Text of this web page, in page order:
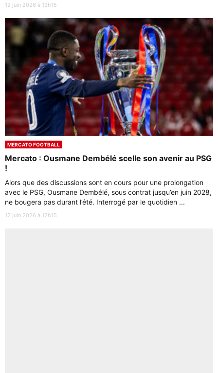
12 juin 2026 à 13h15
MERCATO FOOTBALL
Mercato : Ousmane Dembélé scelle son avenir au PSG
!
Alors que des discussions sont en cours pour une prolongation
avec le PSG, Ousmane Dembélé, sous contrat jusqu’en juin 2028,
ne bougera pas durant l’été. Interrogé par le quotidien ...
12 juin 2026 à 12h15